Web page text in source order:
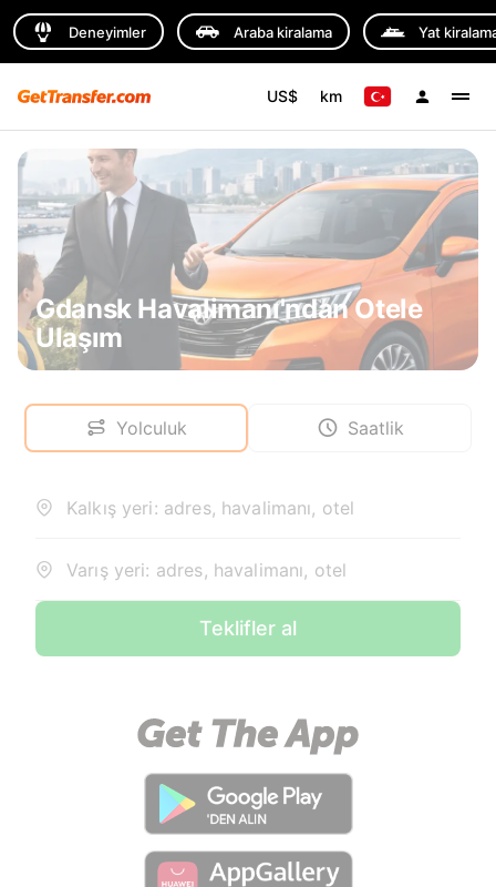
Deneyimler Araba kiralama Yat
US$ km
Gdansk Havalimanı'ndan Otele
Ulaşım
Yolculuk Saatlik
Kalkış yeri: adres, havalimanı, otel
Varış yeri: adres, havalimanı, otel
Teklifler al